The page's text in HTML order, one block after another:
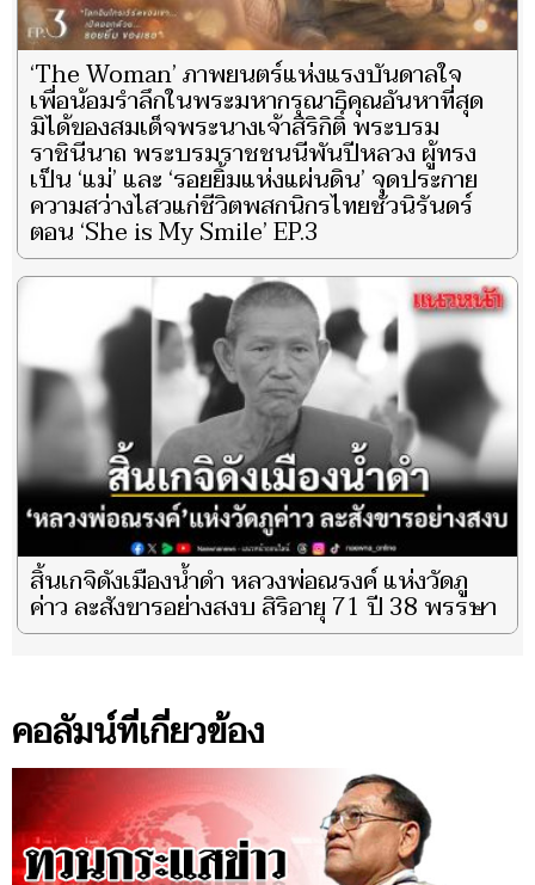
‘The Woman’ ภาพยนตร์แห่งแรงบันดาลใจ
เพื่อน้อมรำลึกในพระมหากรุณาธิคุณอันหาที่สุด
มิได้ของสมเด็จพระนางเจ้าสิริกิติ์ พระบรม
ราชินีนาถ พระบรมราชชนนีพันปีหลวง ผู้ทรง
เป็น ‘แม่’ และ ‘รอยยิ้มแห่งแผ่นดิน’ จุดประกาย
ความสว่างไสวแก่ชีวิตพสกนิกรไทยชั่วนิรันดร์
ตอน ‘She is My Smile’ EP.3
สิ้นเกจิดังเมืองน้ำดำ หลวงพ่อณรงค์ แห่งวัดภู
ค่าว ละสังขารอย่างสงบ สิริอายุ 71 ปี 38 พรรษา
คอลัมน์ที่เกี่ยวข้อง